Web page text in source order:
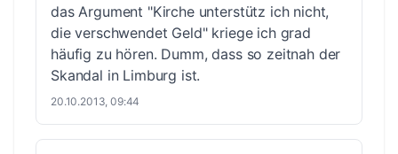
das Argument "Kirche unterstütz ich nicht,
die verschwendet Geld" kriege ich grad
häufig zu hören. Dumm, dass so zeitnah der
Skandal in Limburg ist.
20.10.2013, 09:44